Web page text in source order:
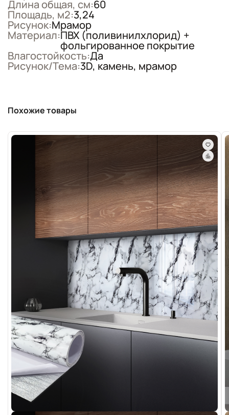
Длина общая, см:60
Площадь, м2:3,24
Рисунок:Мрамор
Материал:ПВХ (поливинилхлорид) +
фольгированное покрытие
Влагостойкость:Да
Рисунок/Тема:3D, камень, мрамор
Похожие товары